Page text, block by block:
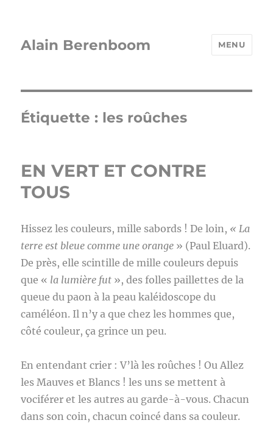
Alain Berenboom MENU
Étiquette : les roûches
EN VERT ET CONTRE
TOUS
Hissez les couleurs, mille sabords ! De loin, « La
terre est bleue comme une orange » (Paul Eluard).
De près, elle scintille de mille couleurs depuis
que « la lumière fut », des folles paillettes de la
queue du paon à la peau kaléidoscope du
caméléon. Il n’y a que chez les hommes que,
côté couleur, ça grince un peu.
En entendant crier : V’là les roûches ! Ou Allez
les Mauves et Blancs ! les uns se mettent à
vociférer et les autres au garde-à-vous. Chacun
dans son coin, chacun coincé dans sa couleur.